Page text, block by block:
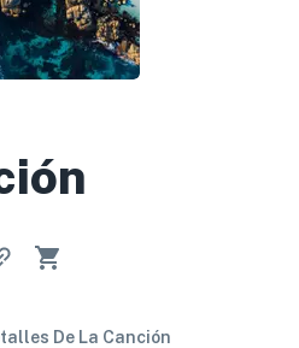
De La Canción